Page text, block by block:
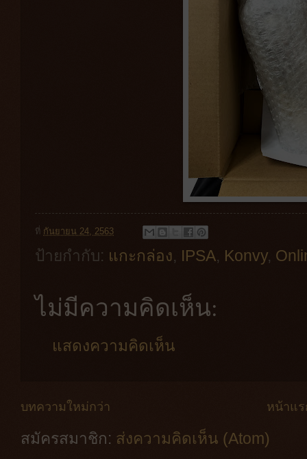
ที่ กันยายน 24, 2563
ป้ายกำกับ: แกะกล่อง, IPSA, Konvy,
ไม่มีความคิดเห็น:
แสดงความคิดเห็น
บทความใหม่กว่า หน้าแร
สมัครสมาชิก: ส่งความคิดเห็น (Atom)